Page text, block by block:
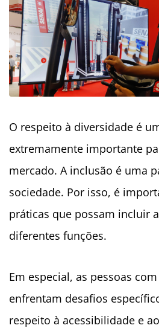
O respeito à diversidade é
extremamente importante
mercado. A inclusão é uma
sociedade. Por isso, é
práticas que possam incluir
diferentes funções.
Em especial, as pessoas
enfrentam desafios
respeito à acessibilidade e